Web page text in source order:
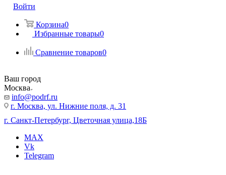
Войти
Корзина0
Избранные товары0
Сравнение товаров0
Ваш город
Москва
info@podrf.ru
г. Москва, ул. Нижние поля, д. 31
г. Санкт-Петербург, Цветочная улица,18Б
MAX
Vk
Telegram